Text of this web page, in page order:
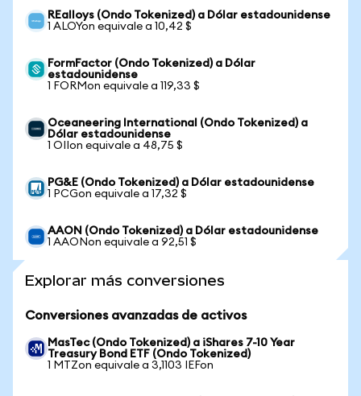
REalloys (Ondo Tokenized) a Dólar estadounidense
1 ALOYon equivale a 10,42 $
FormFactor (Ondo Tokenized) a Dólar
estadounidense
1 FORMon equivale a 119,33 $
Oceaneering International (Ondo Tokenized) a
Dólar estadounidense
1 OIIon equivale a 48,75 $
PG&E (Ondo Tokenized) a Dólar estadounidense
1 PCGon equivale a 17,32 $
AAON (Ondo Tokenized) a Dólar estadounidense
1 AAONon equivale a 92,51 $
Explorar más conversiones
Conversiones avanzadas de activos
MasTec (Ondo Tokenized) a iShares 7-10 Year
Treasury Bond ETF (Ondo Tokenized)
1 MTZon equivale a 3,1103 IEFon